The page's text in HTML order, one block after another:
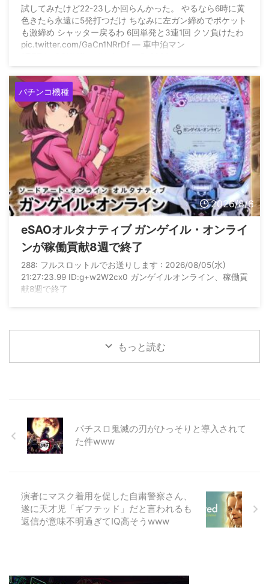
はいくらしい
試してみたけど22-23しか回らんかった。 やるなら6時に黄
色きたら永遠に5発打つだけ ちなみに左ガン締めでポケット
も激締め シャッター戻るわ 6回単発と3連1回 クソ負けたわ
pic.twitter.com/GaCn1NRrDf — 車中泊マン
パチンコ機種
2026/8/6
eSAOオルタナティブ ガンゲイル・オンライ
ンが稼働貢献8週で終了
288: フルスロットルでお送りします : 2026/08/05(水)
21:27:23.99 ID:g+w2W2cx0 ガンゲイルオンライン、稼働貢
献8週で終了
もっと読む
パチスロ鬼滅の刃がひっそりと導入されて
た件www
演者にマスク着用を促した自粛警察さん、
遂に天才児「ギフテッド」だと言われるも
返信が意味不明過ぎてIQ高そうwww